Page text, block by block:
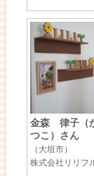
金森 律子（
つこ）さん
（大垣市）
株式会社リリ